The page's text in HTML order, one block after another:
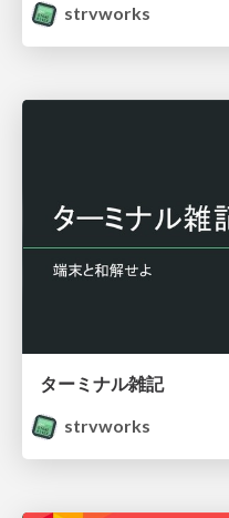
strvworks
ターミナル雑記
strvworks